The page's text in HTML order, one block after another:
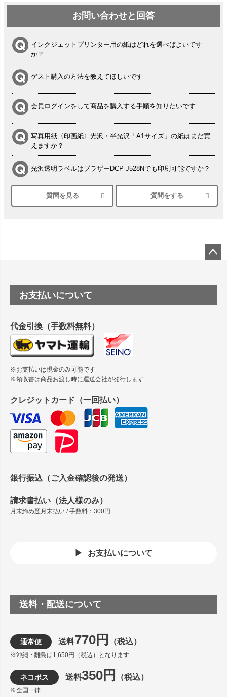
お問い合わせと回答
インクジェットプリンター用の紙はどれを選べばよいです
か？
ゲスト購入の方法を教えてほしいです
会員ログインをして商品を購入する手順を知りたいです
写真用紙〈印画紙〉光沢・半光沢「A1サイズ」の紙はまだ買
えますか？
光沢透明ラベルはブラザーDCP-J528Nでも印刷可能ですか？
シルバーペーパーにEPSON EP-30VAで印刷するときの設定
は？
塩ビのロール紙で離型紙が透明の商品はありますか
つや消し半透明ラベルのロールタイプはありますか？
縦420mm×横650mmの包装紙に適した紙はありますか？
質問を見る 質問をする
ップ
お支払いについて
代金引換（手数料無料）
※お支払いは現金のみ可能です
※領収書は商品お渡し時に運送会社が発行します
クレジットカード（一回払い）
銀行振込（ご入金確認後の発送）
請求書払い（法人様のみ）
月末締め翌月末払い / 手数料：300円
お支払いについて
送料・配送について
通常便 送料770円 （税込）
※沖縄・離島は1,650円（税込）となります
ネコポス 送料350円 （税込）
※全国一律